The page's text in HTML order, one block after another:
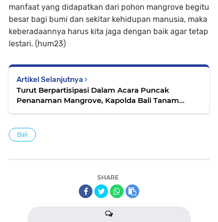
manfaat yang didapatkan dari pohon mangrove begitu
besar bagi bumi dan sekitar kehidupan manusia, maka
keberadaannya harus kita jaga dengan baik agar tetap
lestari. (hum23)
Artikel Selanjutnya
Turut Berpartisipasi Dalam Acara Puncak
Penanaman Mangrove, Kapolda Bali Tanam
Bali
SHARE